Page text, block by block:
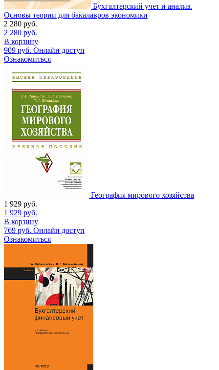
Бухгалтерский учет и анализ.
Основы теории для бакалавров экономики
2 280 руб.
2 280 руб.
В корзину
909 руб. Онлайн доступ
Ознакомиться
География мирового хозяйства
1 929 руб.
1 929 руб.
В корзину
769 руб. Онлайн доступ
Ознакомиться